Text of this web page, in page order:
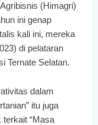
(Himagri)
ini genap
kali ini, mereka
di pelataran
Ternate Selatan.
dalam
itu juga
terkait “Masa